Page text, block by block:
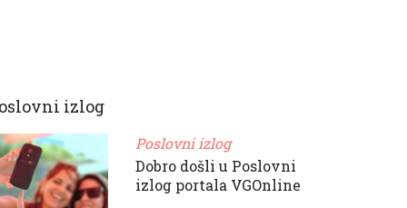
izlog
Poslovni izlog
Dobro došli u Poslovni
izlog portala VGOnline